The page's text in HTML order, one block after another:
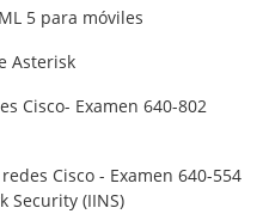
5 para móviles
Asterisk
Cisco- Examen 640-802
Cisco - Examen 640-554
Security (IINS)